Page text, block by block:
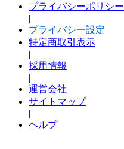
プライバシーポリシー
|
プライバシー設定
特定商取引表示
|
採用情報
|
運営会社
サイトマップ
|
ヘルプ